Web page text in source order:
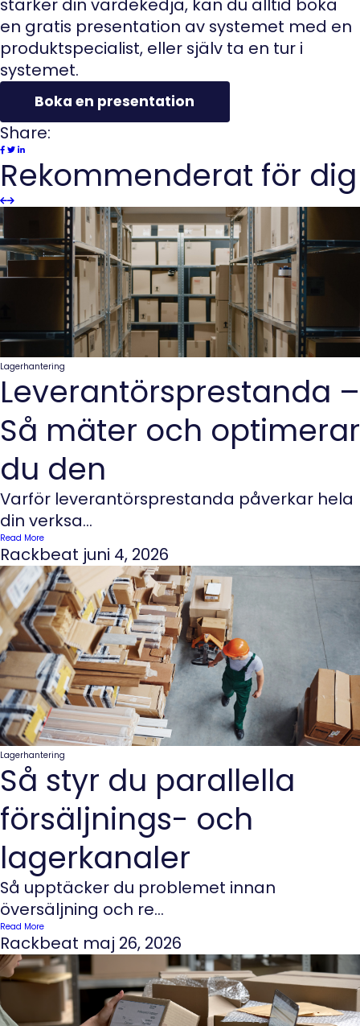
en gratis presentation av systemet med en
produktspecialist, eller själv ta en tur i
systemet.
Boka en presentation
Share:
Rekommenderat för dig
Slider
Previous
Slider
Lagerhantering
Leverantörsprestanda –
Så mäter och optimerar
du den
Varför leverantörsprestanda påverkar hela
din verksa...
Read More
Rackbeat juni 4, 2026
Lagerhantering
Så styr du parallella
försäljnings- och
lagerkanaler
Så upptäcker du problemet innan
översäljning och re...
Read More
Rackbeat maj 26, 2026